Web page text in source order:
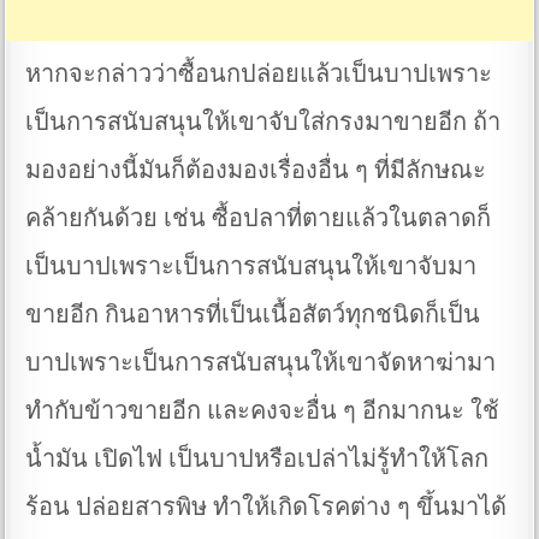
หากจะกล่าวว่าซื้อนกปล่อยแล้วเป็นบาปเพราะ
เป็นการสนับสนุนให้เขาจับใส่กรงมาขายอีก ถ้า
มองอย่างนี้มันก็ต้องมองเรื่องอื่น ๆ ที่มีลักษณะ
คล้ายกันด้วย เช่น ซื้อปลาที่ตายแล้วในตลาดก็
เป็นบาปเพราะเป็นการสนับสนุนให้เขาจับมา
ขายอีก กินอาหารที่เป็นเนื้อสัตว์ทุกชนิดก็เป็น
บาปเพราะเป็นการสนับสนุนให้เขาจัดหาฆ่ามา
ทำกับข้าวขายอีก และคงจะอื่น ๆ อีกมากนะ ใช้
น้ำมัน เปิดไฟ เป็นบาปหรือเปล่าไม่รู้ทำให้โลก
ร้อน ปล่อยสารพิษ ทำให้เกิดโรคต่าง ๆ ขึ้นมาได้